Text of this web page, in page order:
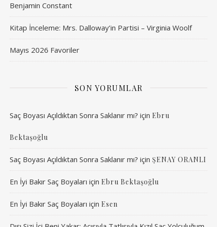
Benjamin Constant
Kitap İnceleme: Mrs. Dalloway’in Partisi – Virginia Woolf
Mayıs 2026 Favoriler
SON YORUMLAR
Saç Boyası Açıldıktan Sonra Saklanır mı? için Ebru
Bektaşoğlu
Saç Boyası Açıldıktan Sonra Saklanır mı? için ŞENAY ORANLI
En İyi Bakır Saç Boyaları için Ebru Bektaşoğlu
En İyi Bakır Saç Boyaları için Esen